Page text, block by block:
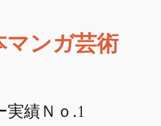
マンガ芸術
績Ｎｏ.1